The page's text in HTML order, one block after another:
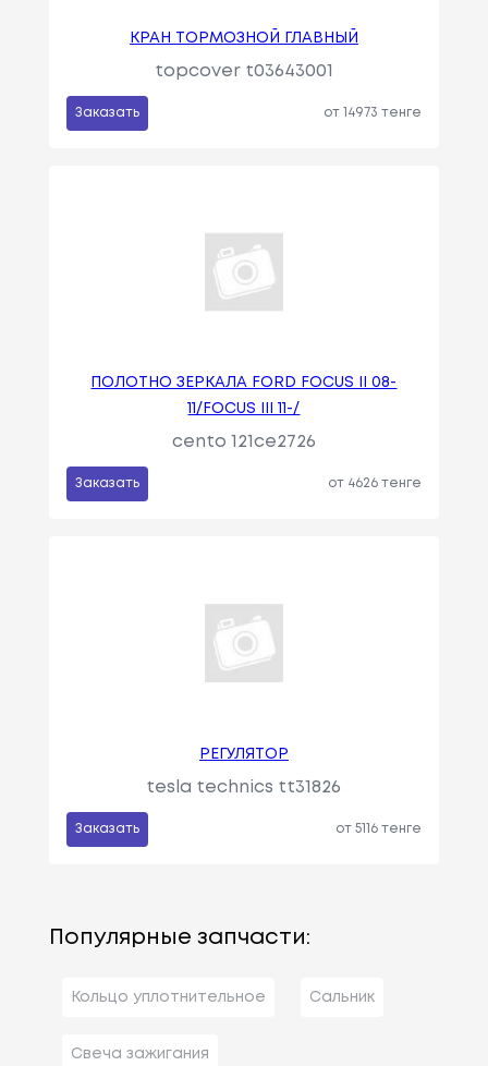
КРАН ТОРМОЗНОЙ ГЛАВНЫЙ
topcover t03643001
Заказать от 14973 тенге
ПОЛОТНО ЗЕРКАЛА FORD FOCUS II 08-
11/FOCUS III 11-/
cento 121ce2726
Заказать от 4626 тенге
РЕГУЛЯТОР
tesla technics tt31826
Заказать от 5116 тенге
Популярные запчасти:
Кольцо уплотнительное Сальник
Свеча зажигания